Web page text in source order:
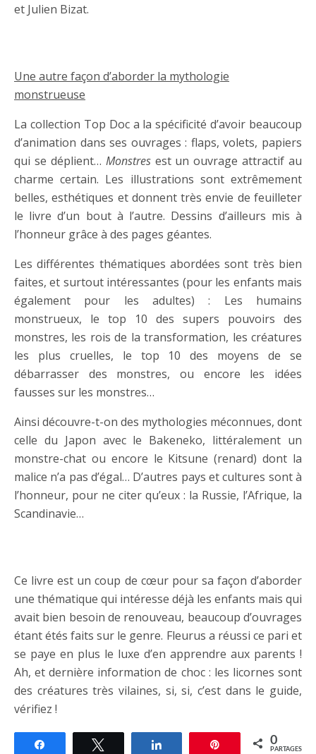
et Julien Bizat.
Une autre façon d’aborder la mythologie
monstrueuse
La collection Top Doc a la spécificité d’avoir beaucoup
d’animation dans ses ouvrages : flaps, volets, papiers
qui se déplient… Monstresest un ouvrage attractif au
charme certain. Les illustrations sont extrêmement
belles, esthétiques et donnent très envie de feuilleter
le livre d’un bout à l’autre. Dessins d’ailleurs mis à
l’honneur grâce à des pages géantes.
Les différentes thématiques abordées sont très bien
faites, et surtout intéressantes (pour les enfants mais
également pour les adultes) : Les humains
monstrueux, le top 10 des supers pouvoirs des
monstres, les rois de la transformation, les créatures
les plus cruelles, le top 10 des moyens de se
débarrasser des monstres, ou encore les idées
fausses sur les monstres…
Ainsi découvre-t-on des mythologies méconnues, dont
celle du Japon avec le Bakeneko, littéralement un
monstre-chat ou encore le Kitsune (renard) dont la
malice n’a pas d’égal… D’autres pays et cultures sont à
l’honneur, pour ne citer qu’eux : la Russie, l’Afrique, la
Scandinavie…
Ce livre est un coup de cœur pour sa façon d’aborder
une thématique qui intéresse déjà les enfants mais qui
avait bien besoin de renouveau, beaucoup d’ouvrages
étant étés faits sur le genre. Fleurus a réussi ce pari et
se paye en plus le luxe d’en apprendre aux parents !
Ah, et dernière information de choc : les licornes sont
des créatures très vilaines, si, si, c’est dans le guide,
vérifiez !
Épingle 0
PARTAGES